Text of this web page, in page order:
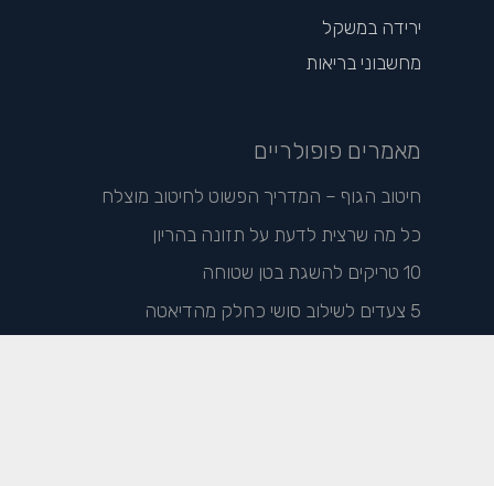
ירידה במשקל
מחשבוני בריאות
מאמרים פופולריים
חיטוב הגוף – המדריך הפשוט לחיטוב מוצלח
כל מה שרצית לדעת על תזונה בהריון
10 טריקים להשגת בטן שטוחה
5 צעדים לשילוב סושי כחלק מהדיאטה